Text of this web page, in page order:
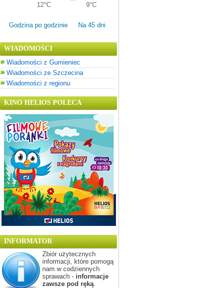
Godzina po godzinie Na 45 dni
WIADOMOŚCI
Wiadomości z Gumieniec
Wiadomości ze Szczecina
Wiadomości z regionu
KINO HELIOS POLECA
INFORMATOR
Zbiór użytecznych
informacji, które pomogą
nam w codziennych
sprawach - informacje
zawsze pod ręką.